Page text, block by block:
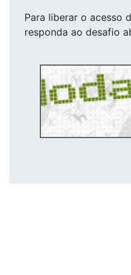
Para liberar o acesso
responda ao desafio